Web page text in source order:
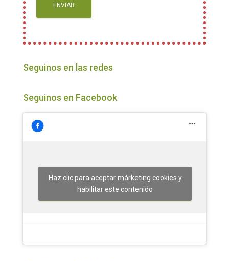
Seguinos en las redes
Seguinos en Facebook
Haz clic para aceptar márketing cookies y
habilitar este contenido